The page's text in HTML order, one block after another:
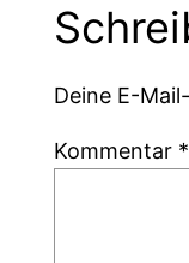
Deine E-
Kommentar *